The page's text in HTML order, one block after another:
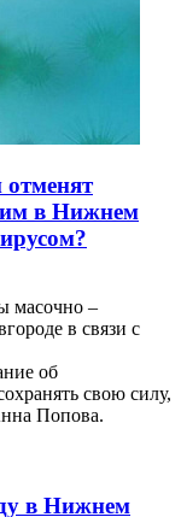
отменят
в Нижнем
масочно –
в связи с
об
свою силу,
Попова.
в Нижнем